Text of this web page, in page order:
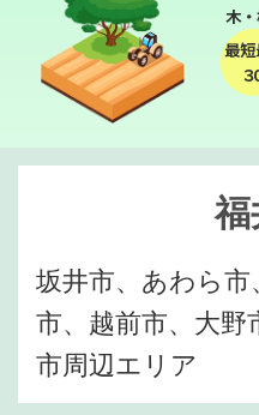
木
最
３
坂井市、あわら
市、越前市、大野
市周辺エリア